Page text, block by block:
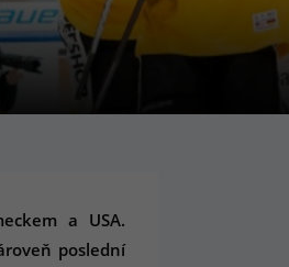
a USA.
poslední